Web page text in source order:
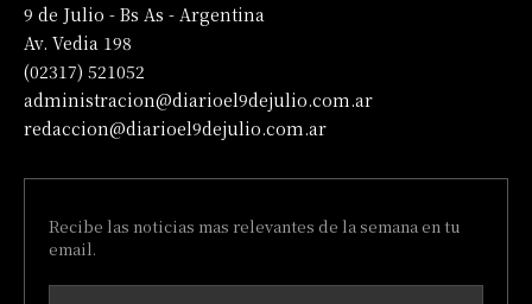
9 de Julio - Bs As - Argentina
Av. Vedia 198
(02317) 521052
administracion@diarioel9dejulio.com.ar
redaccion@diarioel9dejulio.com.ar
Recibe las noticias mas relevantes de la semana en tu
email.